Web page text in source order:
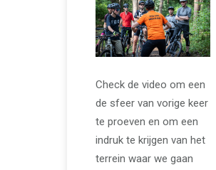
Check de video om een
de sfeer van vorige keer
te proeven en om een
indruk te krijgen van het
terrein waar we gaan